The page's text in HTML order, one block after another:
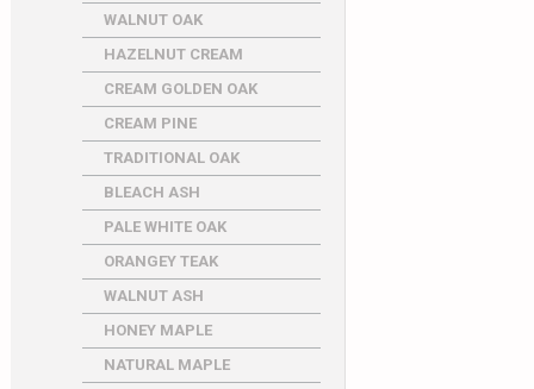
WALNUT OAK
HAZELNUT CREAM
CREAM GOLDEN OAK
CREAM PINE
TRADITIONAL OAK
BLEACH ASH
PALE WHITE OAK
ORANGEY TEAK
WALNUT ASH
HONEY MAPLE
NATURAL MAPLE